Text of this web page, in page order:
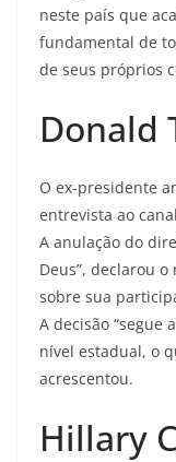
neste país que
fundamental de
de seus próprios
Donald
O ex-presidente
entrevista ao
A anulação do
Deus”, declarou
sobre sua
A decisão “segue
nível estadual, o
acrescentou.
Hillary